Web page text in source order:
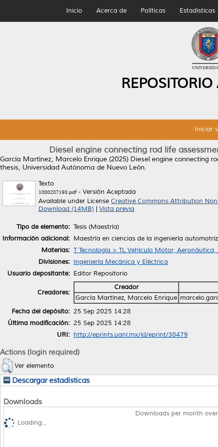
Inicio Acerca de Políticas Estadísticas
Iniciar
Diesel engine connecting rod life
García Martínez, Marcelo Enrique (2025) Diesel engine connecting
thesis, Universidad Autónoma de Nuevo León.
Texto
1080287193.pdf- Versión Aceptada
Available under License Creative Commons Attribution
Download (14MB)
Vista previa
Tipo de elemento: Tesis (Maestría)
Información adicional: Maestría en ciencias de la ingeniería automotriz
Materias: T Tecnología > TL Vehículo Motor,
Divisiones: Ingeniería Mecánica y Eléctrica
Usuario depositante: Editor Repositorio
Creadores:
Creador
García Martínez, Marcelo Enrique
Fecha del depósito: 25 Sep 2025 14:28
Última modificación: 25 Sep 2025 14:28
URI: http://eprints.uanl.mx/id/eprint/30479
Actions (login required)
Ver elemento
Descargar estadísticas
Downloads
Downloads per month
Loading...